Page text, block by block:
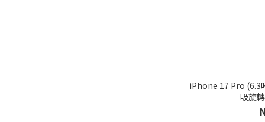
iPhone 17 Pro (6.3
吸旋